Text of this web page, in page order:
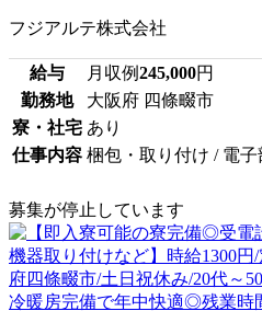
フジアルテ株式会社
給与 月収例245,000円
勤務地
大阪府 四條畷市
寮・社宅 あり
仕事内容 梱包・取り付け / 電
募集が停止しています